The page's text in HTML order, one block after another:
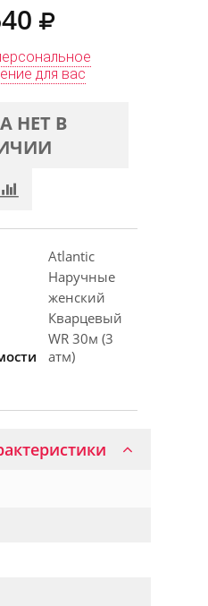
для вас
НЕТ В
Atlantic
Наручные
женский
Кварцевый
WR 30м (3
атм)